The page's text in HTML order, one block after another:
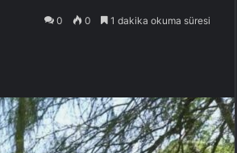
0 0 1 dakika okuma süresi